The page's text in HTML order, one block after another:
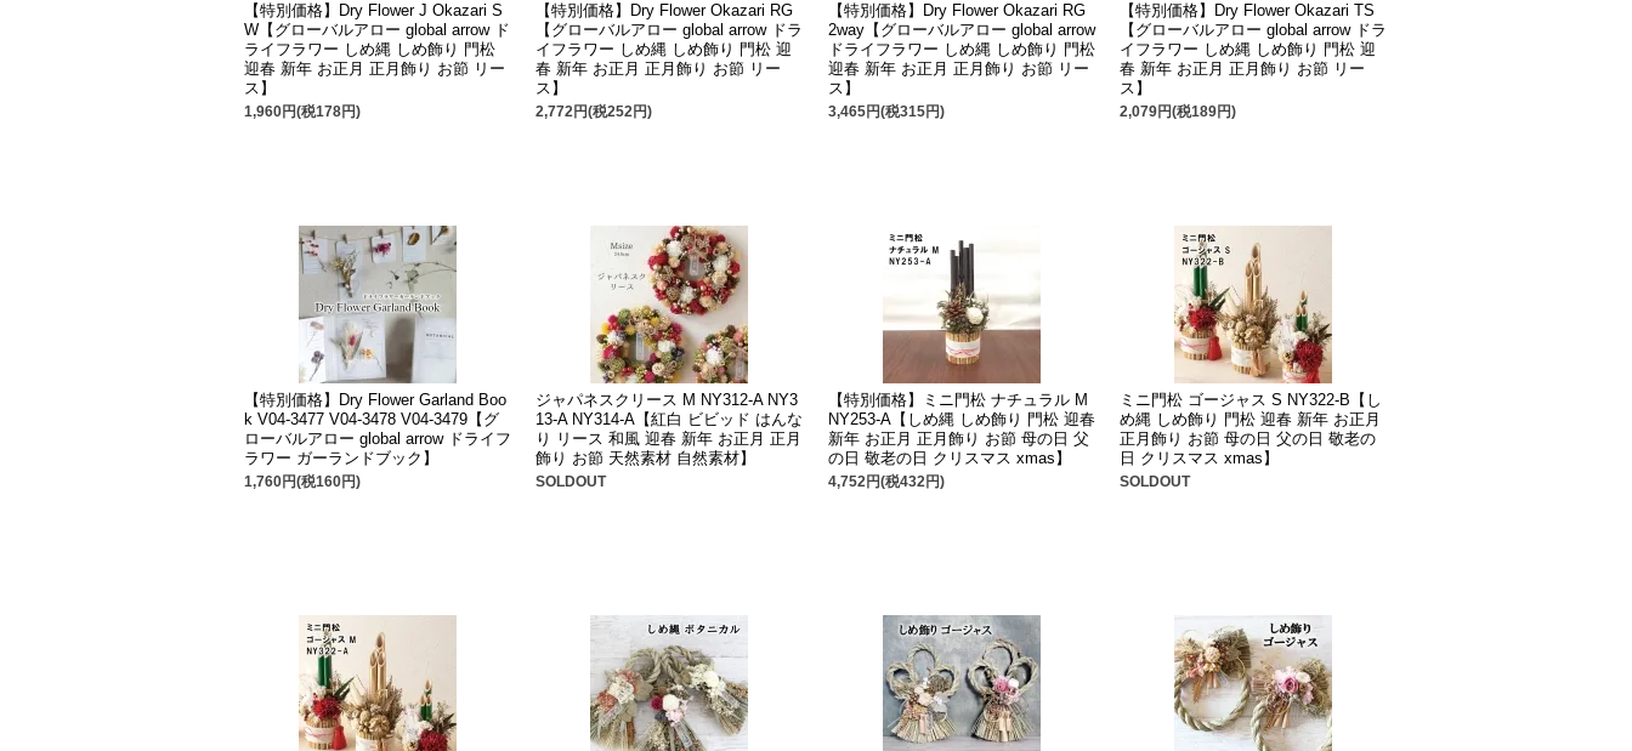
【特別価格】Dry Flower J Okazari S
W【グローバルアロー global arrow ド
ライフラワー しめ縄 しめ飾り 門松
迎春 新年 お正月 正月飾り お節 リー
ス】
1,960円(税178円)
【特別価格】Dry Flower Okazari RG
【グローバルアロー global arrow ドラ
イフラワー しめ縄 しめ飾り 門松 迎
春 新年 お正月 正月飾り お節 リー
ス】
2,772円(税252円)
【特別価格】Dry Flower Okazari RG
2way【グローバルアロー global arrow
ドライフラワー しめ縄 しめ飾り 門松
迎春 新年 お正月 正月飾り お節 リー
ス】
3,465円(税315円)
【特別価格】Dry Flower Okazari TS
【グローバルアロー global arrow ドラ
イフラワー しめ縄 しめ飾り 門松 迎
春 新年 お正月 正月飾り お節 リー
ス】
2,079円(税189円)
【特別価格】Dry Flower Garland Boo
k V04-3477 V04-3478 V04-3479【グ
ローバルアロー global arrow ドライフ
ラワー ガーランドブック】
1,760円(税160円)
ジャパネスクリース M NY312-A NY3
13-A NY314-A【紅白 ビビッド はんな
り リース 和風 迎春 新年 お正月 正月
飾り お節 天然素材 自然素材】
SOLDOUT
【特別価格】ミニ門松 ナチュラル M
NY253-A【しめ縄 しめ飾り 門松 迎春
新年 お正月 正月飾り お節 母の日 父
の日 敬老の日 クリスマス xmas】
4,752円(税432円)
ミニ門松 ゴージャス S NY322-B【し
め縄 しめ飾り 門松 迎春 新年 お正月
正月飾り お節 母の日 父の日 敬老の
日 クリスマス xmas】
SOLDOUT